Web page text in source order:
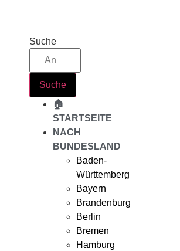
Suche
Suche
🏠
STARTSEITE
NACH
BUNDESLAND
Baden-
Württemberg
Bayern
Brandenburg
Berlin
Bremen
Hamburg